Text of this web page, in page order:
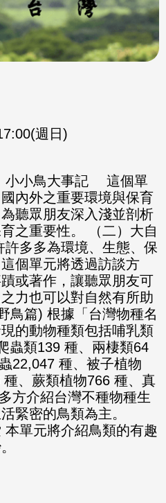
週日)
小小鳥大事記 這個單
內外之重要環境與保育
聽眾朋友深入淺並剖析
之重要性。 （二）大自
多多為環境、生態、保
個單元將透過訪談方
或著作，讓聽眾朋友可
力也可以對自然有所助
鳥篇) 根據「台灣物種名
的動物種類包括哺乳類
蟲類139 種、兩棲類64
22,047 種、被子植物
、蕨類植物766 種、真
方介紹台灣不種物種生
緊密的鳥類為主。
本單元將介紹鳥類的有趣